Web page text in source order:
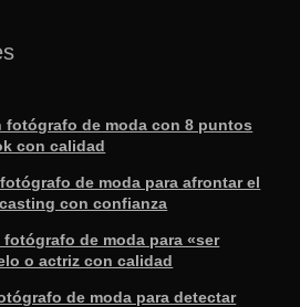
fotógrafo de moda con 8 puntos
con calidad
de moda para afrontar el
con confianza
de moda para «ser
o actriz con calidad
de moda para detectar